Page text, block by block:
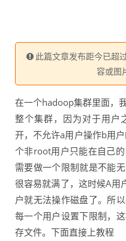
此篇文章发布距今已超
容或图
在一个hadoop集群里面，
整个集群，因为对于用户
开，不允许a用户操作b用
个非root用户只能在自己
需要做一个限制就是不能
很容易就满了，这时候A用
户就无法操作磁盘了。所
每一个用户设置下限制，
存文件。下面直接上教程